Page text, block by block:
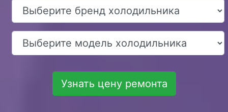
Узнать цену ремонта